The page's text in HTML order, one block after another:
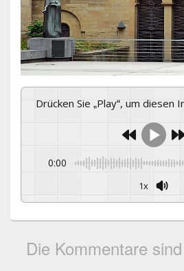
Drücken Sie „Play“, um diesen
0:00
1x
Die Kommentare